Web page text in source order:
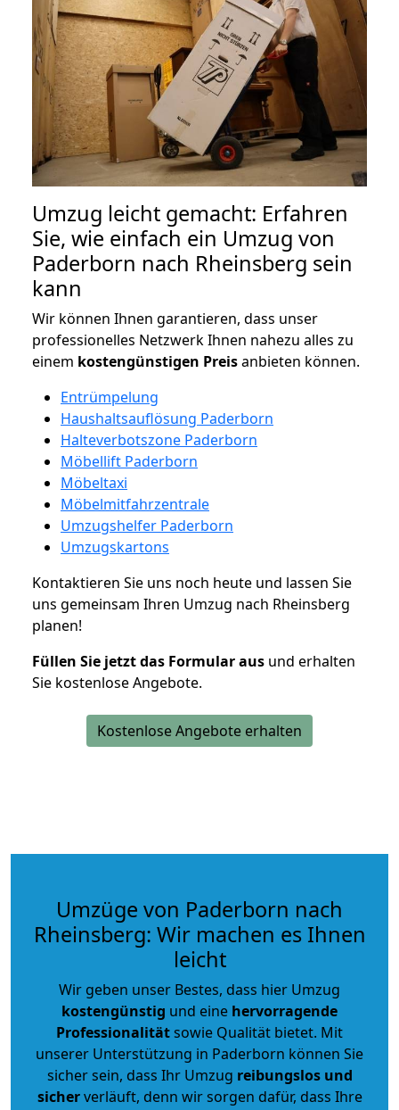
Umzug leicht gemacht: Erfahren
Sie, wie einfach ein Umzug von
Paderborn nach Rheinsberg sein
kann
Wir können Ihnen garantieren, dass unser
professionelles Netzwerk Ihnen nahezu alles zu
einem kostengünstigen Preisanbieten können.
Entrümpelung
Haushaltsauflösung Paderborn
Halteverbotszone Paderborn
Möbellift Paderborn
Möbeltaxi
Möbelmitfahrzentrale
Umzugshelfer Paderborn
Umzugskartons
Kontaktieren Sie uns noch heute und lassen Sie
uns gemeinsam Ihren Umzug nach Rheinsberg
planen!
Füllen Sie jetzt das Formular aus und erhalten
Sie kostenlose Angebote.
Kostenlose Angebote erhalten
Umzüge von Paderborn nach
Rheinsberg: Wir machen es Ihnen
leicht
Wir geben unser Bestes, dass hier Umzug
kostengünstig und eine hervorragende
Professionalitätsowie Qualität bietet. Mit
unserer Unterstützung in Paderborn können Sie
sicher sein, dass Ihr Umzug reibungslos und
sicherverläuft, denn wir sorgen dafür, dass Ihre